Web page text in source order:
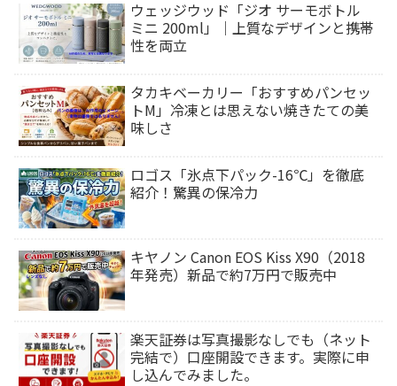
ウェッジウッド「ジオ サーモボトル
ミニ 200ml」｜上質なデザインと携帯
性を両立
タカキベーカリー「おすすめパンセッ
トM」冷凍とは思えない焼きたての美
味しさ
ロゴス「氷点下パック-16℃」を徹底
紹介！驚異の保冷力
キヤノン Canon EOS Kiss X90（2018
年発売）新品で約7万円で販売中
楽天証券は写真撮影なしでも（ネット
完結で）口座開設できます。実際に申
し込んでみました。